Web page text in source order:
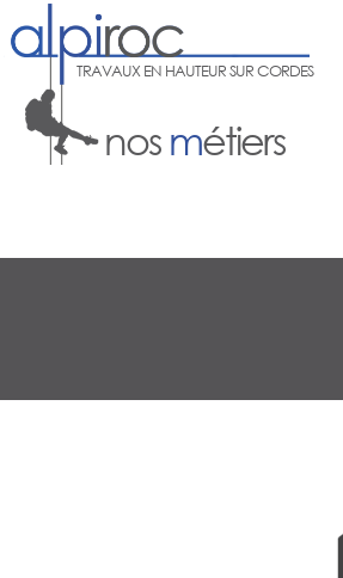
TRAVAUX EN HAUTEUR SUR CORDES
nos métiers